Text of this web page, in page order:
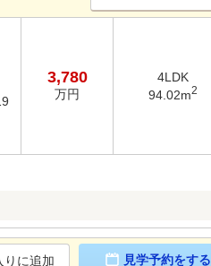
3,780
万円
4LDK
94.02m2
りに追加 見学予約をする